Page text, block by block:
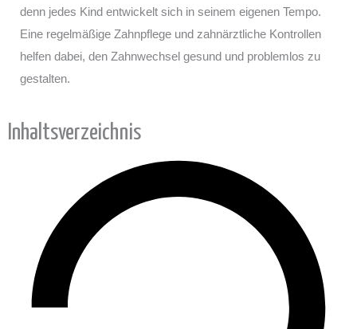
Inhaltsverzeichnis
denn jedes Kind entwickelt sich in seinem eigenen Tempo.
Eine regelmäßige Zahnpflege und zahnärztliche Kontrollen
helfen dabei, den Zahnwechsel gesund und problemlos zu
gestalten.